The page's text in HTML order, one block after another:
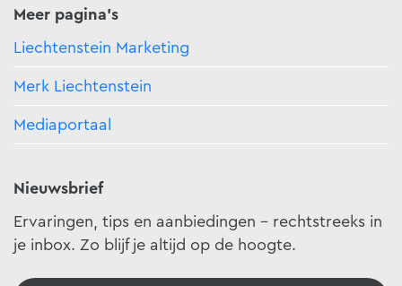
Meer pagina's
Liechtenstein Marketing
Merk Liechtenstein
Mediaportaal
Nieuwsbrief
Ervaringen, tips en aanbiedingen - rechtstreeks in
je inbox. Zo blijf je altijd op de hoogte.